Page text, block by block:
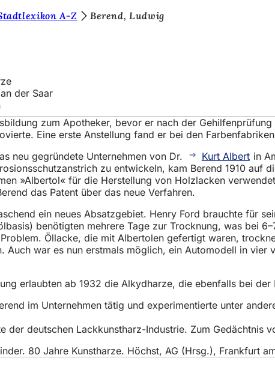
A-Z
Berend, Ludwig
der Saar
zum Apotheker, bevor er nach der
Eine erste Anstellung fand er bei den
neu gegründete Unternehmen von Dr.
Kurt Albert in
zu entwickeln, kam Berend 1910 auf
»Albertol« für die Herstellung von Holzlacken
das Patent über das neue Verfahren.
ein neues Absatzgebiet. Henry Ford brauchte für
benötigten mehrere Tage zur Trocknung, was bei
Öllacke, die mit Albertolen gefertigt waren,
Auch war es nun erstmals möglich, ein Automodell in
erlaubten ab 1932 die Alkydharze, die ebenfalls bei
im Unternehmen tätig und experimentierte unter
der deutschen Lackkunstharz-Industrie. Zum Gedächtnis
80 Jahre Kunstharze. Höchst, AG (Hrsg.), Frankfurt